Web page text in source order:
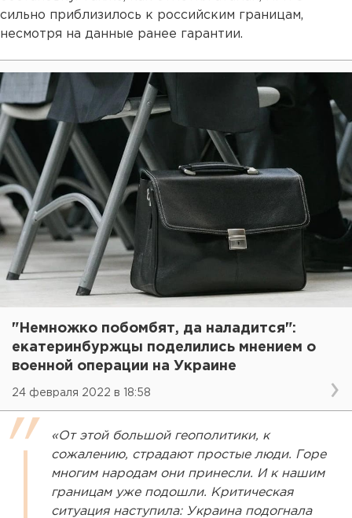
сильно приблизилось к российским границам,
несмотря на данные ранее гарантии.
"Немножко побомбят, да наладится":
екатеринбуржцы поделились мнением о
военной операции на Украине
24 февраля 2022 в 18:58
«От этой большой геополитики, к
сожалению, страдают простые люди. Горе
многим народам они принесли. И к нашим
границам уже подошли. Критическая
ситуация наступила: Украина подогнала